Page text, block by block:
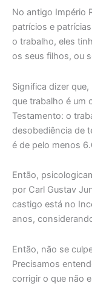
No antigo Império
patrícios e
o trabalho, eles
os seus filhos, ou
Significa dizer
que trabalho é um
Testamento: o
desobediência de
é de pelo menos
Então,
por Carl Gustav
castigo está no
anos,
Então, não se
Precisamos
corrigir o que não